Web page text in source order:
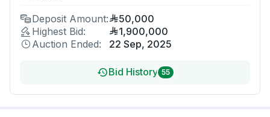
Deposit Amount:
50,000
Highest Bid:
1,900,000
Auction Ended:
22 Sep, 2025
Bid History 55